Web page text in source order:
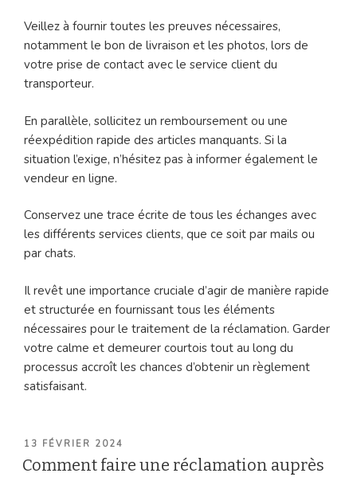
Veillez à fournir toutes les preuves nécessaires,
notamment le bon de livraison et les photos, lors de
votre prise de contact avec le service client du
transporteur.
En parallèle, sollicitez un remboursement ou une
réexpédition rapide des articles manquants. Si la
situation l’exige, n’hésitez pas à informer également le
vendeur en ligne.
Conservez une trace écrite de tous les échanges avec
les différents services clients, que ce soit par mails ou
par chats.
Il revêt une importance cruciale d’agir de manière rapide
et structurée en fournissant tous les éléments
nécessaires pour le traitement de la réclamation. Garder
votre calme et demeurer courtois tout au long du
processus accroît les chances d’obtenir un règlement
satisfaisant.
PUBLIÉ
LE
13 FÉVRIER 2024
Comment faire une réclamation auprès